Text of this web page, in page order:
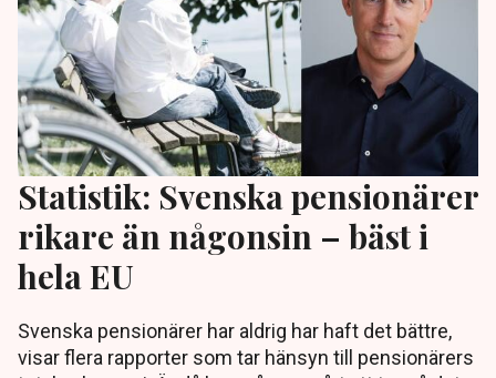
Statistik: Svenska pensionärer
rikare än någonsin – bäst i
hela EU
Svenska pensionärer har aldrig har haft det bättre,
visar flera rapporter som tar hänsyn till pensionärers